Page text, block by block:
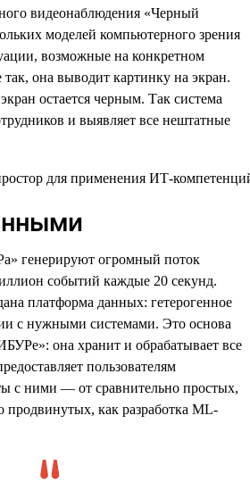
видеонаблюдения «Черный
моделей компьютерного зрения
возможные на конкретном
так, она выводит картинку на экран.
остается черным. Так система
и выявляет все нештатные
генерируют огромный поток
событий каждые 20 секунд.
платформа данных: гетерогенное
с нужными системами. Это основа
она хранит и обрабатывает все
пользователям
с ними — от сравнительно простых,
продвинутых, как разработка ML-